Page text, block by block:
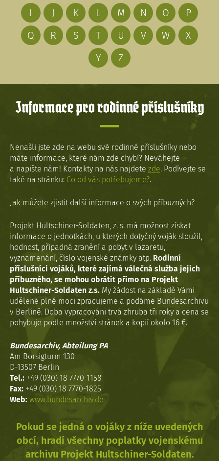
I
J K L M N O
P
Q
R S T U V W
X
Y
Z
Informace pro rodinné příslušníky
Nenašli jste zde na webu své rodinné příslušníky nebo
máte informace, které nám zde chybí? Neváhejte
a napište nám! Kontakty na nás najdete zde. Podívejte se
také na stránku: Co od vás potřebujeme?.
Jak můžete zjistit další informace o svých příbuzných?
Projekt Hultschiner-Soldaten, z. s. má možnost získat
informace o jednotkách, u kterých dotyčný voják sloužil,
hodnost, případná zranění a pobyt v lazaretu,
vyznamenání, číslo vojenské známky atp. Rodinní
příslušníci vojáků, které zajímá válečná služba jejich
příbuzného, se mohou obrátit přímo na Projekt
Hultschiner-Soldaten z.s. My žádost na základě Vámi
udělené plné moci zpracujeme a podáme Bundesarchivu
v Berlíně. Doba vypracováni trvá zhruba tři roky a cena se
pohybuje podle množství stránek a kopií okolo 16 €.
Bundesarchiv, Abteilung PA
Am Borsigturm 130
D-13507 Berlin
Tel.: +49 (030) 18 7770-1158
Fax: +49 (030) 18 7770-1825
Web: www.bundesarchiv.de
Pokud se jedná o vojáky z níže uvedených
obcí, hradí všechny poplatky vojenskému
archivu Projekt Hultschiner-Soldaten.